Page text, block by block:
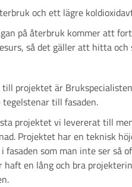
och ett lägre
på återbruk kommer att
så det gäller att hitta och
projektet är
till fasaden.
projektet vi levererat till
Projektet har en teknisk
fasaden som man inte ser så
haft en lång och bra